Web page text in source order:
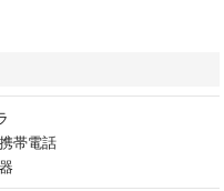
DMC-GH2-K/DMC-GH2-S/DMC
GH2K-S/DMC-FZ1000/DMC-F
DMC-G5W-K/DMC-G5W-S/DM
G5X-W/DMC-G7-K/DMC-G7H-
DMC-GX8H-S/DMC-G6-K/DMC
S/DMC-G6W-K/DMC-G6W-S/D
帯電話